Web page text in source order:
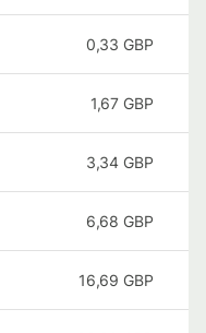
0,33 GBP
1,67 GBP
3,34 GBP
6,68 GBP
16,69 GBP